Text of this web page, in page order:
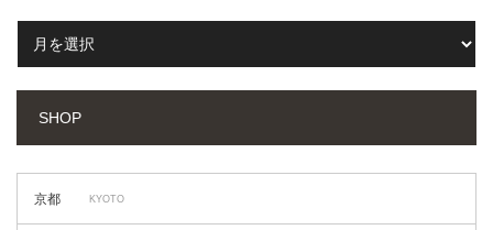
SHOP
京都 KYOTO